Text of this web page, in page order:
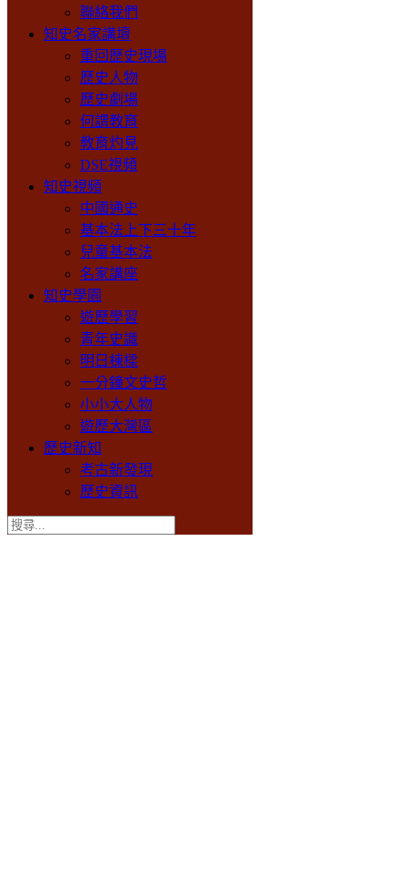
聯絡我們
知史名家講壇
重回歷史現場
歷史人物
歷史劇場
何謂教育
教育灼見
DSE視頻
知史視頻
中國通史
基本法上下三十年
兒童基本法
名家講座
知史學園
遊歷學習
青年史識
明日棟樑
一分鐘文史哲
小小大人物
遊歷大灣區
歷史新知
考古新發現
歷史資訊